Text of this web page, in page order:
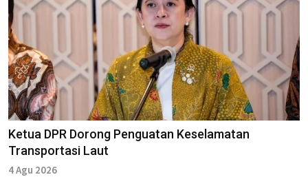
Ketua DPR Dorong Penguatan Keselamatan
Transportasi Laut
4 Agu 2026